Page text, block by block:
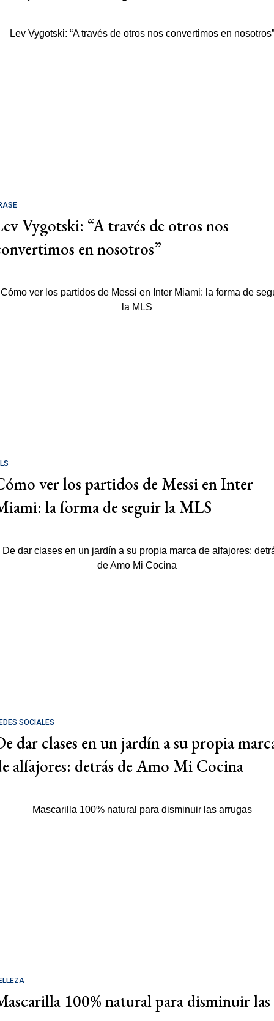
Vygotski: “A través de otros nos
en nosotros”
ver los partidos de Messi en Inter
la forma de seguir la MLS
SOCIALES
dar clases en un jardín a su propia
alfajores: detrás de Amo Mi Cocina
100% natural para disminuir las